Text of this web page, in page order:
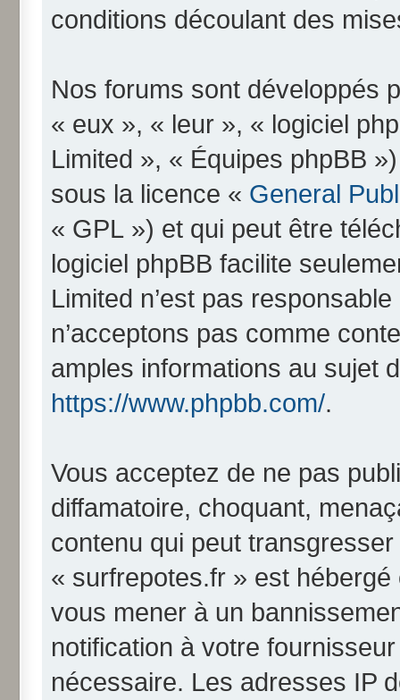
conditions découlant des
Nos forums sont développés
« eux », « leur », « logiciel
Limited », « Équipes phpBB
sous la licence « General
« GPL ») et qui peut être
logiciel phpBB facilite
Limited n’est pas
n’acceptons pas comme
amples informations au sujet
https://www.phpbb.com/.
Vous acceptez de ne pas
diffamatoire, choquant,
contenu qui peut
« surfrepotes.fr » est
vous mener à un
notification à votre
nécessaire. Les adresses IP